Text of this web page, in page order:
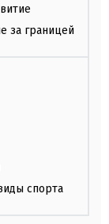
за границей
спорта